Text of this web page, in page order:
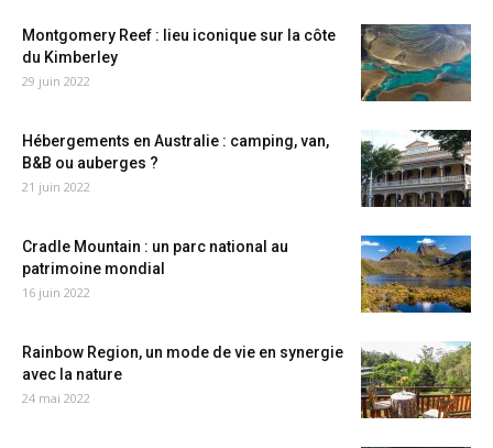
Montgomery Reef : lieu iconique sur la côte
du Kimberley
29 juin 2022
Hébergements en Australie : camping, van,
B&B ou auberges ?
21 juin 2022
Cradle Mountain : un parc national au
patrimoine mondial
16 juin 2022
Rainbow Region, un mode de vie en synergie
avec la nature
24 mai 2022